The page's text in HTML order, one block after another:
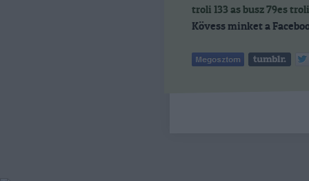
troli 133 as busz79es troli
Kövess minket a